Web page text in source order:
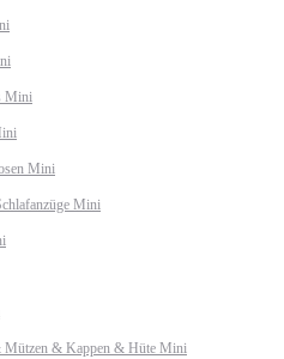
Mini
Mini
Mini
Mützen & Kappen & Hüte Mini